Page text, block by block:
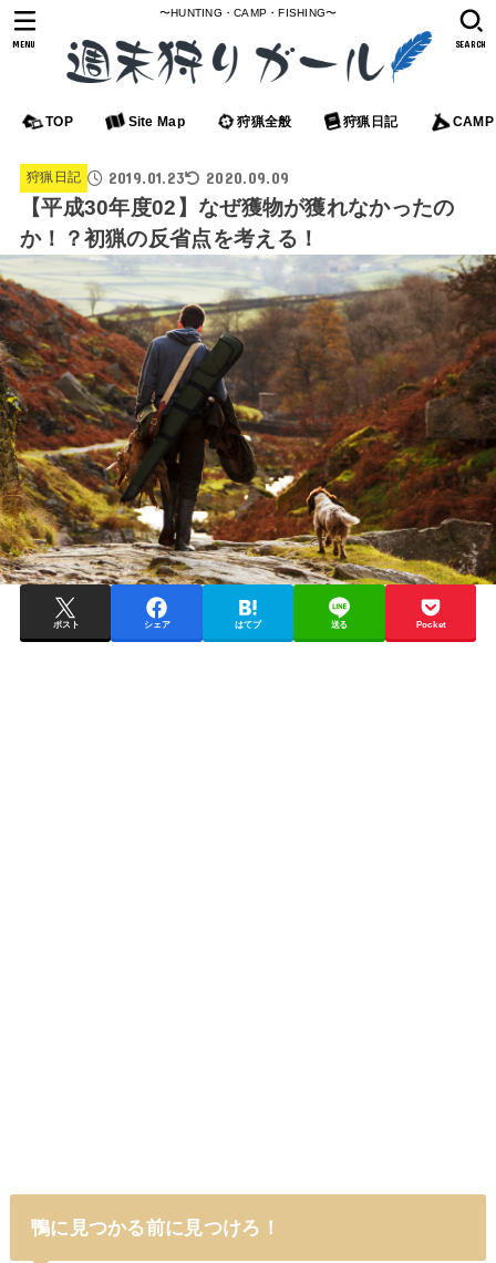
〜HUNTING・CAMP・FISHING〜
TOP Site Map 狩猟全般 狩猟日記 CAMP
SEARCH
MENU
狩猟日記 2019.01.23 2020.09.09
【平成30年度02】なぜ獲物が獲れなかったの
か！？初猟の反省点を考える！
ポスト シェア はてブ 送る Pocket
鴨に見つかる前に見つけろ！